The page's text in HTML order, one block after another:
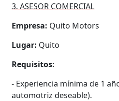
3. ASESOR COMERCIAL
Empresa: Quito Motors
Lugar: Quito
Requisitos:
- Experiencia mínima de 1
automotriz deseable).